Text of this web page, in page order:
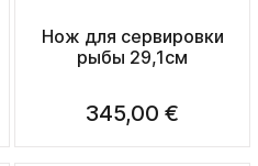
Нож для сервировки
рыбы 29,1см
345,00 €